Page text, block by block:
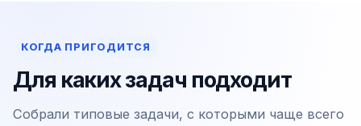
КОГДА ПРИГОДИТСЯ
Для каких задач подходит
Собрали типовые задачи, с которыми чаще всего